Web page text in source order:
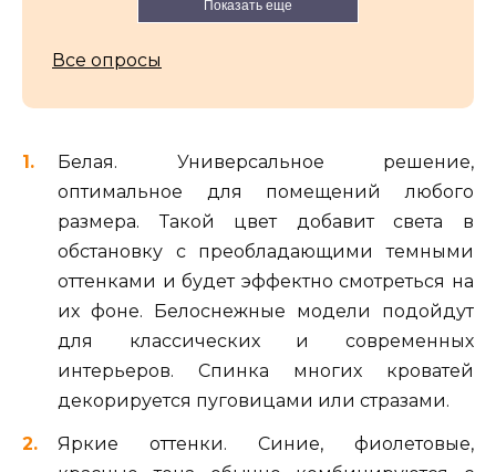
Показать еще
Все опросы
Белая. Универсальное решение,
оптимальное для помещений любого
размера. Такой цвет добавит света в
обстановку с преобладающими темными
оттенками и будет эффектно смотреться на
их фоне. Белоснежные модели подойдут
для классических и современных
интерьеров. Спинка многих кроватей
декорируется пуговицами или стразами.
Яркие оттенки. Синие, фиолетовые,